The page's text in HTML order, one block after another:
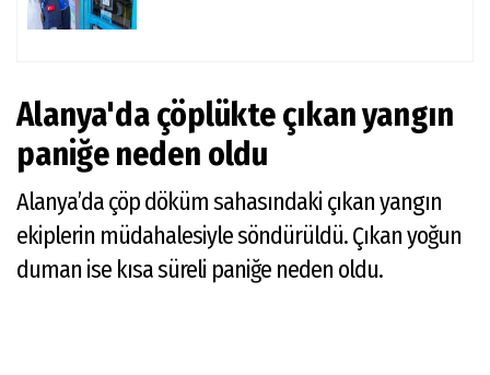
Alanya'da çöplükte çıkan yangın
paniğe neden oldu
Alanya’da çöp döküm sahasındaki çıkan yangın
ekiplerin müdahalesiyle söndürüldü. Çıkan yoğun
duman ise kısa süreli paniğe neden oldu.